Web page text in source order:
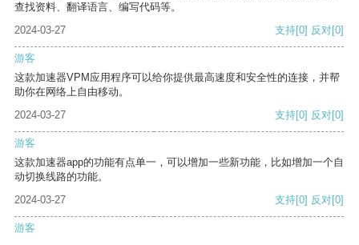
查找资料、翻译语言、编写代码等。
2024-03-27
支持[0] 反对[0]
游客
这款加速器VPM应用程序可以给你提供最高速度和安全性的连接，并帮
助你在网络上自由移动。
2024-03-27
支持[0] 反对[0]
游客
这款加速器app的功能有点单一，可以增加一些新功能，比如增加一个自
动切换线路的功能。
2024-03-27
支持[0] 反对[0]
游客